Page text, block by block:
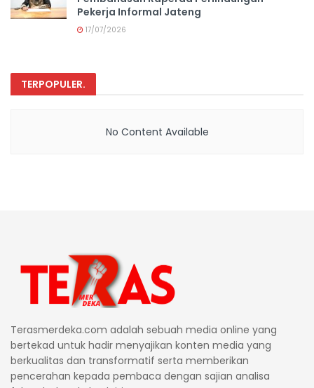
Pekerja Informal Jateng
17/07/2026
TERPOPULER.
No Content Available
Terasmerdeka.com adalah sebuah media online yang
bertekad untuk hadir menyajikan konten media yang
berkualitas dan transformatif serta memberikan
pencerahan kepada pembaca dengan sajian analisa